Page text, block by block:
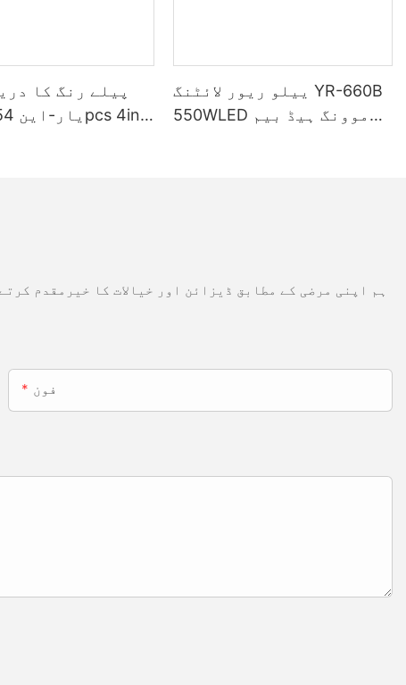
پیلے رنگ کا
ییلو ریور لائٹنگ YR-660B
550WLED موونگ ہیڈ بیم
ہم اپنی مرضی کے مطابق ڈیزائن اور خیالات کا خیرمقدم
فون